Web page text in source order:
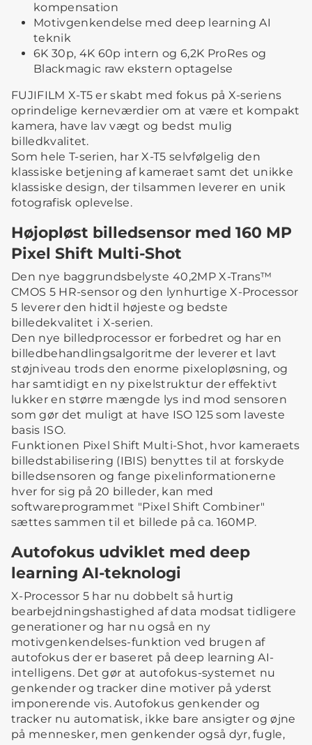
kompensation
Motivgenkendelse med deep learning AI
teknik
6K 30p, 4K 60p intern og 6,2K ProRes og
Blackmagic raw ekstern optagelse
FUJIFILM X-T5 er skabt med fokus på X-seriens
oprindelige kerneværdier om at være et kompakt
kamera, have lav vægt og bedst mulig
billedkvalitet.
Som hele T-serien, har X-T5 selvfølgelig den
klassiske betjening af kameraet samt det unikke
klassiske design, der tilsammen leverer en unik
fotografisk oplevelse.
Højopløst billedsensor med 160 MP
Pixel Shift Multi-Shot
Den nye baggrundsbelyste 40,2MP X-Trans™
CMOS 5 HR-sensor og den lynhurtige X-Processor
5 leverer den hidtil højeste og bedste
billedekvalitet i X-serien.
Den nye billedprocessor er forbedret og har en
billedbehandlingsalgoritme der leverer et lavt
støjniveau trods den enorme pixelopløsning, og
har samtidigt en ny pixelstruktur der effektivt
lukker en større mængde lys ind mod sensoren
som gør det muligt at have ISO 125 som laveste
basis ISO.
Funktionen Pixel Shift Multi-Shot, hvor kameraets
billedstabilisering (IBIS) benyttes til at forskyde
billedsensoren og fange pixelinformationerne
hver for sig på 20 billeder, kan med
softwareprogrammet "Pixel Shift Combiner"
sættes sammen til et billede på ca. 160MP.
Autofokus udviklet med deep
learning AI-teknologi
X-Processor 5 har nu dobbelt så hurtig
bearbejdningshastighed af data modsat tidligere
generationer og har nu også en ny
motivgenkendelses-funktion ved brugen af
autofokus der er baseret på deep learning AI-
intelligens. Det gør at autofokus-systemet nu
genkender og tracker dine motiver på yderst
imponerende vis. Autofokus genkender og
tracker nu automatisk, ikke bare ansigter og øjne
på mennesker, men genkender også dyr, fugle,